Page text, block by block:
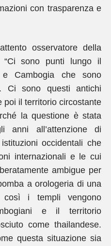
con trasparenza e
osservatore della
“Ci sono punti lungo il
Cambogia che sono
Ci sono questi antichi
poi il territorio circostante
la questione è stata
anni all’attenzione di
occidentali che
internazionali e le cui
ambigue per
a orologeria di una
i templi vengono
e il territorio
come thailandese.
questa situazione sia